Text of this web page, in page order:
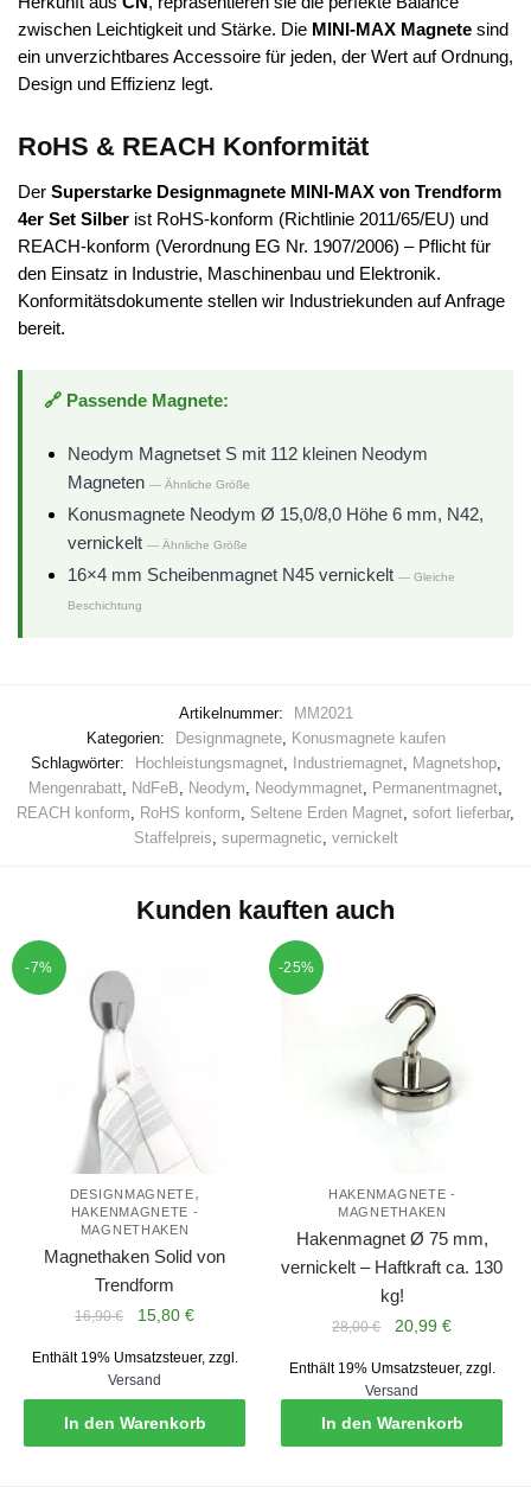
zwischen Leichtigkeit und Stärke. Die MINI-MAX Magnete sind
ein unverzichtbares Accessoire für jeden, der Wert auf Ordnung,
Design und Effizienz legt.
RoHS & REACH Konformität
Der Superstarke Designmagnete MINI-MAX von Trendform
4er Set Silber ist RoHS-konform (Richtlinie 2011/65/EU) und
REACH-konform (Verordnung EG Nr. 1907/2006) – Pflicht für
den Einsatz in Industrie, Maschinenbau und Elektronik.
Konformitätsdokumente stellen wir Industriekunden auf Anfrage
bereit.
🔗 Passende Magnete:
Neodym Magnetset S mit 112 kleinen Neodym
Magneten — Ähnliche Größe
Konusmagnete Neodym Ø 15,0/8,0 Höhe 6 mm, N42,
vernickelt — Ähnliche Größe
16×4 mm Scheibenmagnet N45 vernickelt — Gleiche
Beschichtung
Artikelnummer:
MM2021
Kategorien:
Designmagnete,
Konusmagnete kaufen
Schlagwörter:
Hochleistungsmagnet, Industriemagnet, Magnetshop,
Mengenrabatt
NdFeB Neodym Neodymmagnet Permanentmagnet
REACH konform
RoHS konform Seltene Erden Magnet sofort lieferbar,
Staffelpreis supermagnetic vernickelt
Kunden kauften auch
-7%
DESIGNMAGNETE,
HAKENMAGNETE -
MAGNETHAKEN
Magnethaken Solid von
Trendform
16,90€
Ursprünglicher
war:
16,90 €
15,80€Aktueller
ist:
Enthält 19% Umsatzsteuer, zzgl.
Versand
In den Warenkorb
-25%
HAKENMAGNETE -
MAGNETHAKEN
Hakenmagnet Ø 75 mm,
vernickelt – Haftkraft ca. 130
kg!
28,00€
Ursprünglicher
war:
28,00 €
20,99€Aktueller
ist:
20,99 €.
Enthält 19% Umsatzsteuer, zzgl.
Versand
In den Warenkorb